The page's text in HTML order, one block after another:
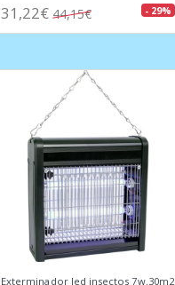
31,22€ 44,15€ - 29%
Exterminador led insectos 7w.30m2